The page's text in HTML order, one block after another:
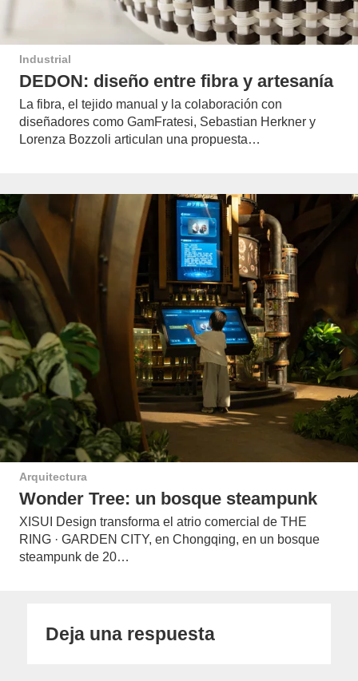
Industrial
DEDON: diseño entre fibra y artesanía
La fibra, el tejido manual y la colaboración con
diseñadores como GamFratesi, Sebastian Herkner y
Lorenza Bozzoli articulan una propuesta…
Arquitectura
Wonder Tree: un bosque steampunk
XISUI Design transforma el atrio comercial de THE
RING · GARDEN CITY, en Chongqing, en un bosque
steampunk de 20…
Deja una respuesta